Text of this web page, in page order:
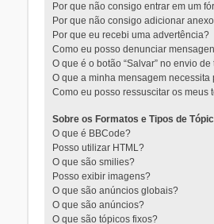
Por que não consigo entrar em um
Por que não consigo adicionar
Por que eu recebi uma advertência?
Como eu posso denunciar
O que é o botão “Salvar” no envio de
O que a minha mensagem necessita
Como eu posso ressuscitar os meus
Sobre os Formatos e Tipos de
O que é BBCode?
Posso utilizar HTML?
O que são smilies?
Posso exibir imagens?
O que são anúncios globais?
O que são anúncios?
O que são tópicos fixos?